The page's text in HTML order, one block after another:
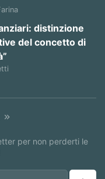
distinzione
del concetto di
per non perderti le